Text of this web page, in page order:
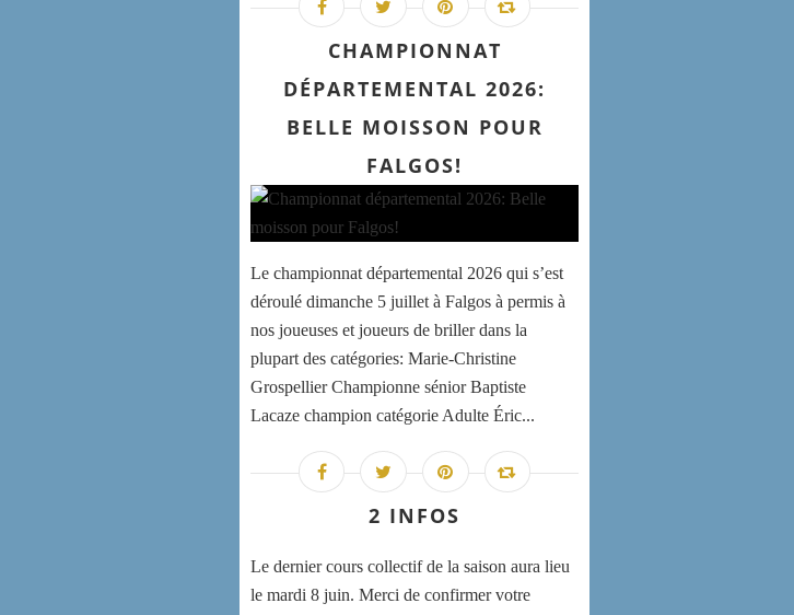
CHAMPIONNAT
DÉPARTEMENTAL 2026:
BELLE MOISSON POUR
FALGOS!
Le championnat départemental 2026 qui s’est
déroulé dimanche 5 juillet à Falgos à permis à
nos joueuses et joueurs de briller dans la
plupart des catégories: Marie-Christine
Grospellier Championne sénior Baptiste
Lacaze champion catégorie Adulte Éric...
2 INFOS
Le dernier cours collectif de la saison aura lieu
le mardi 8 juin. Merci de confirmer votre